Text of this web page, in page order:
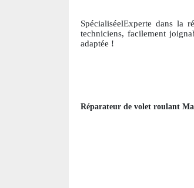
SpécialiséelExperte dans la
techniciens, facilement
adaptée !
Réparateur de volet roulant